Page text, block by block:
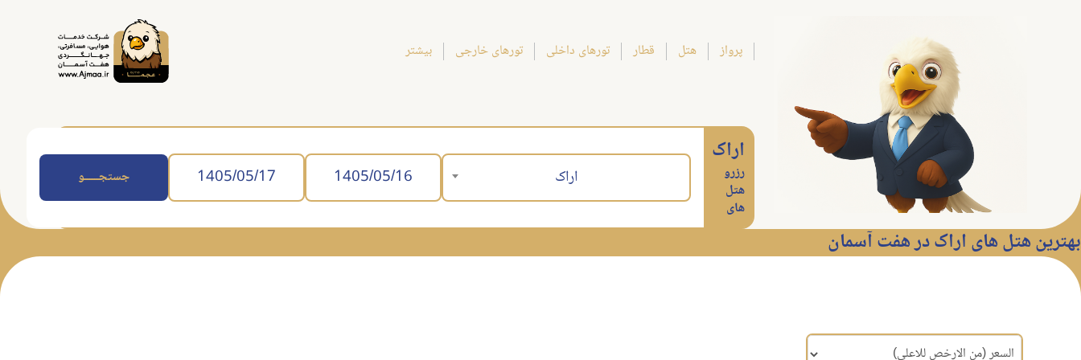
پرواز هتل قطار تورهای داخلی تورهای خارجی بیشتر
اراک
رزرو
هتل
های
اراک جستجــــــو
بهترین هتل های اراک در هفت آسمان